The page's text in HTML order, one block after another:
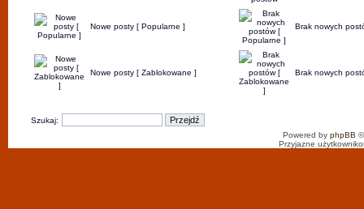
Nowe posty [ Popularne ] Brak nowych
Nowe posty [ Zablokowane ] Brak nowych
Szukaj:
Powered by phpBB
Przyjazne